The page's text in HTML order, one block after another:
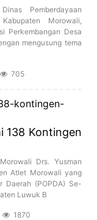
Pemberdayaan
Morowali,
Perkembangan Desa
mengusung tema
705
138 Kontingen
Drs. Yusman
Atlet Morowali yang
Daerah (POPDA) Se-
Luwuk B
1870